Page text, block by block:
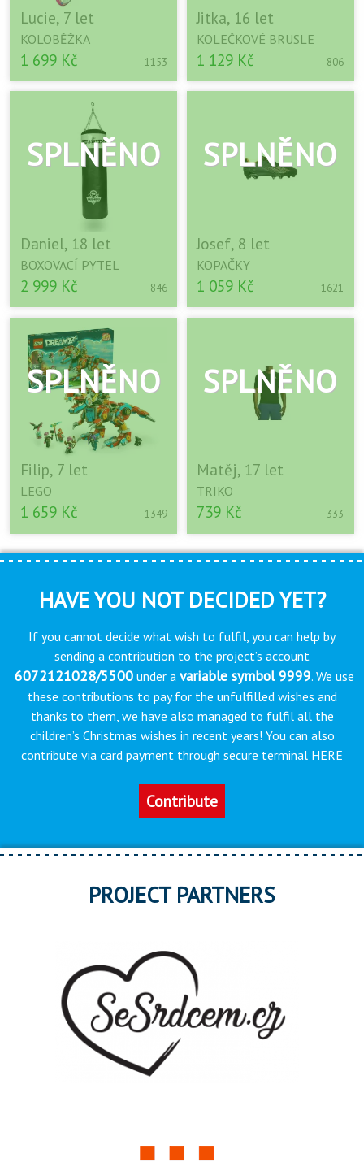
Lucie, 7 let
KOLOBĚŽKA
1 699 Kč 1153
Jitka, 16 let
KOLEČKOVÉ BRUSLE
1 129 Kč 806
Daniel, 18 let
BOXOVACÍ PYTEL
2 999 Kč 846
Josef, 8 let
KOPAČKY
1 059 Kč 1621
Filip, 7 let
LEGO
1 659 Kč 1349
Matěj, 17 let
TRIKO
739 Kč 333
HAVE YOU NOT DECIDED YET?
If you cannot decide what wish to fulfil, you can help by
sending a contribution to the project’s account
6072121028/5500under a variable symbol 9999. We use
these contributions to pay for the unfulfilled wishes and
thanks to them, we have also managed to fulfil all the
children’s Christmas wishes in recent years! You can also
contribute via card payment through secure terminal HERE
Contribute
PROJECT PARTNERS